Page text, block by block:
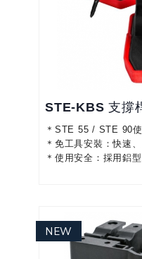
STE-KBS 支撐
＊STE 55 / STE 90
＊免工具安裝：快速
＊使用安全：採用鋁
＊自由放置：無需頂
牆施工, 木工和木製品
配